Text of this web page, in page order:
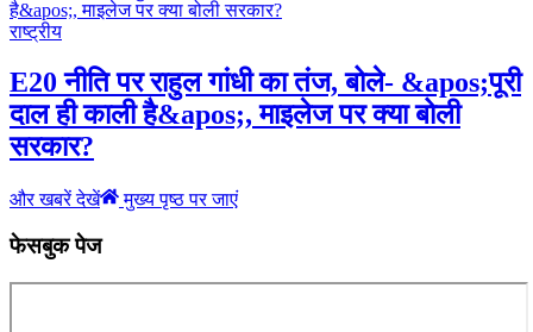
राष्ट्रीय
E20 नीति पर राहुल गांधी का तंज, बोले- &apos;पूरी
दाल ही काली है&apos;, माइलेज पर क्या बोली
सरकार?
और खबरें देखें मुख्य पृष्ठ पर जाएं
फेसबुक पेज